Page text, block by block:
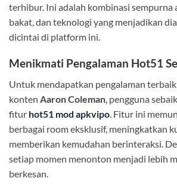
terhibur. Ini adalah kombinasi sempurna
bakat, dan teknologi yang menjadikan
dicintai di platform ini.
Menikmati Pengalaman Hot51
Untuk mendapatkan pengalaman
konten Aaron Coleman, pengguna
fitur hot51 mod apkvipo. Fitur ini
berbagai room eksklusif, meningkatkan
memberikan kemudahan berinteraksi.
setiap momen menonton menjadi lebih
berkesan.